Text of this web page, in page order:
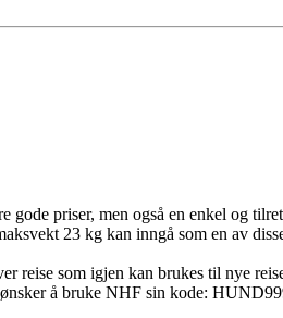
gode priser, men også en enkel og
23 kg kan inngå som en av
reise som igjen kan brukes til nye
å bruke NHF sin kode: